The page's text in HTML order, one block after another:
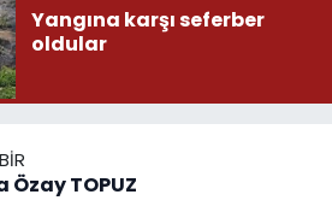
Yangına karşı seferber
oldular
Özay TOPUZ